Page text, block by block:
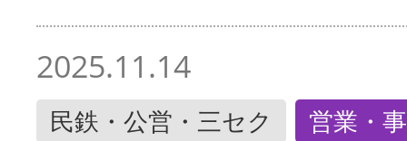
2025.11.14
民鉄・公営・三セク 営業・